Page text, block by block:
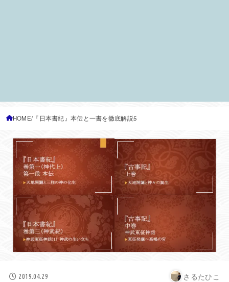
HOME 『日本書紀』本伝と一書を徹底解説5
2019.04.29 さるたひこ